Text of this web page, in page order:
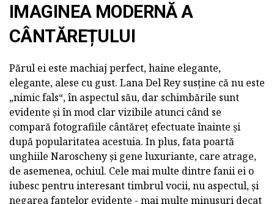
IMAGINEA MODERNĂ A
CÂNTĂREȚULUI
Părul ei este machiaj perfect, haine elegante,
elegante, alese cu gust. Lana Del Rey susține că nu este
„nimic fals“, în aspectul său, dar schimbările sunt
evidente și în mod clar vizibile atunci când se
compară fotografiile cântăreț efectuate înainte și
după popularitatea acestuia. In plus, fata poartă
unghiile Naroscheny și gene luxuriante, care atrage,
de asemenea, ochiul. Cele mai multe dintre fanii ei o
iubesc pentru interesant timbrul vocii, nu aspectul, și
negarea faptelor evidente - mai multe minusuri decat